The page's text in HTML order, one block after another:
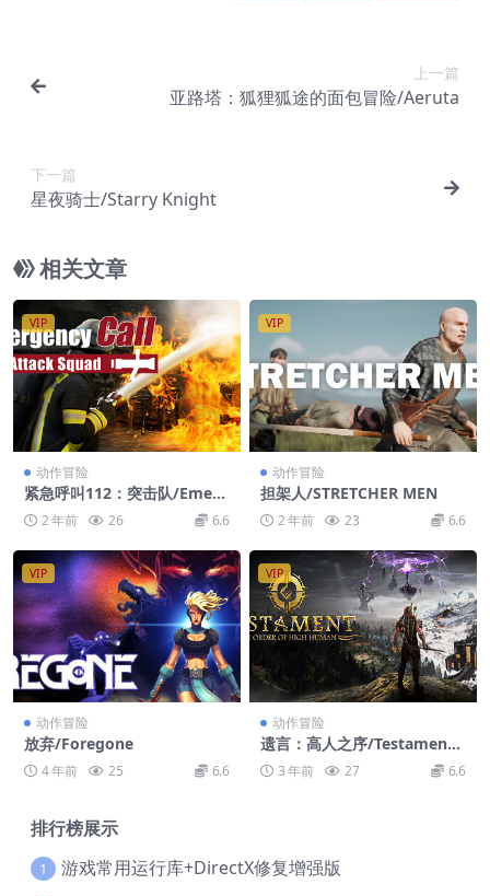
上一篇
亚路塔：狐狸狐途的面包冒险/Aeruta
下一篇
星夜骑士/Starry Knight
相关文章
VIP
动作冒险
紧急呼叫112：突击队/Emerg
ency Call 112 – The Attack
Squad
2 年前 26 6.6
VIP
动作冒险
担架人/STRETCHER MEN
2 年前 23 6.6
VIP
动作冒险
放弃/Foregone
4 年前 25 6.6
VIP
动作冒险
遗言：高人之序/Testament:
The Order of High Human
3 年前 27 6.6
排行榜展示
1 游戏常用运行库+DirectX修复增强版